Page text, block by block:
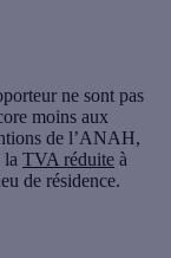
ne sont pas
moins aux
de l’ANAH,
la TVA réduite à
de résidence.